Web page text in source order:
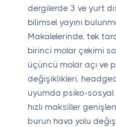
dergilerde 3 ve yurt
bilimsel yayını
Makalelerinde, tek
birinci molar çekimi
üçüncü molar açı ve
değişiklikleri,
uyumda psiko-
hızlı maksiller
burun hava yolu